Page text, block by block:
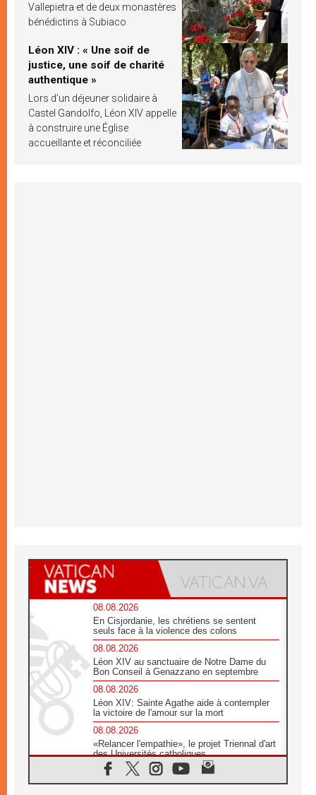
Vallepietra et de deux monastères
bénédictins à Subiaco
Léon XIV : « Une soif de
justice, une soif de charité
authentique »
Lors d’un déjeuner solidaire à
Castel Gandolfo, Léon XIV appelle
à construire une Église
accueillante et réconciliée
08.08.2026
En Cisjordanie, les chrétiens se sentent
seuls face à la violence des colons
08.08.2026
Léon XIV au sanctuaire de Notre Dame du
Bon Conseil à Genazzano en septembre
08.08.2026
Léon XIV: Sainte Agathe aide à contempler
la victoire de l'amour sur la mort
08.08.2026
«Relancer l'empathie», le projet Triennal d'art
des Universités catholiques
08.08.2026
Signis 2026, donner la parole aux religieuses